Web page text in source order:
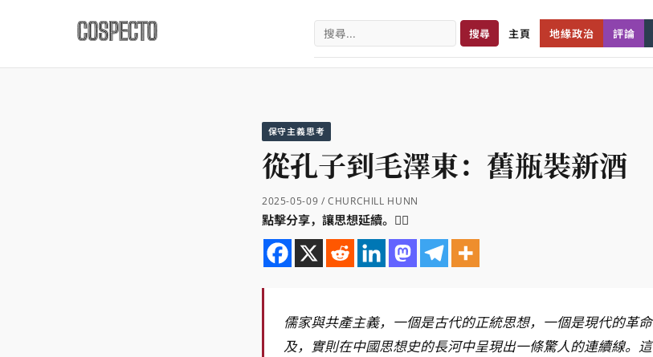
搜
尋
字:
主頁 地緣政治 評論
保守主義思考
從孔子到毛澤東：舊瓶裝新酒
2025-05-09 / CHURCHILL HUNN
點擊分享，讓思想延續。👇🏼
儒家與共產主義，一個是古代的正統思想，一個是現代的革命理論，看似風馬牛不相
及，實則在中國思想史的長河中呈現出一條驚人的連續線。